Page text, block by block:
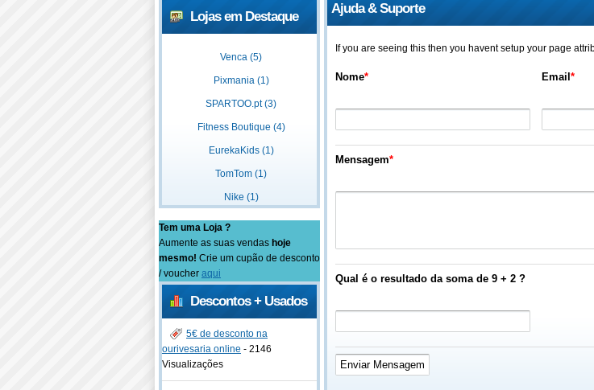
Lojas em Destaque
Venca (5)
Pixmania (1)
SPARTOO.pt (3)
Fitness Boutique (4)
EurekaKids (1)
TomTom (1)
Nike (1)
Tem uma Loja ?
Aumente as suas vendas hoje
mesmo! Crie um cupão de desconto
/ voucher aqui
Descontos + Usados
5€ de desconto na
ourivesaria online - 2146
Visualizações
Ajuda & Suporte
If you are seeing this then you havent setup your page
Nome* Email *
Mensagem*
Qual é o resultado da soma de 9 + 2 ?